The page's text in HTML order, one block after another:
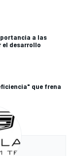
a las
el desarrollo
que frena